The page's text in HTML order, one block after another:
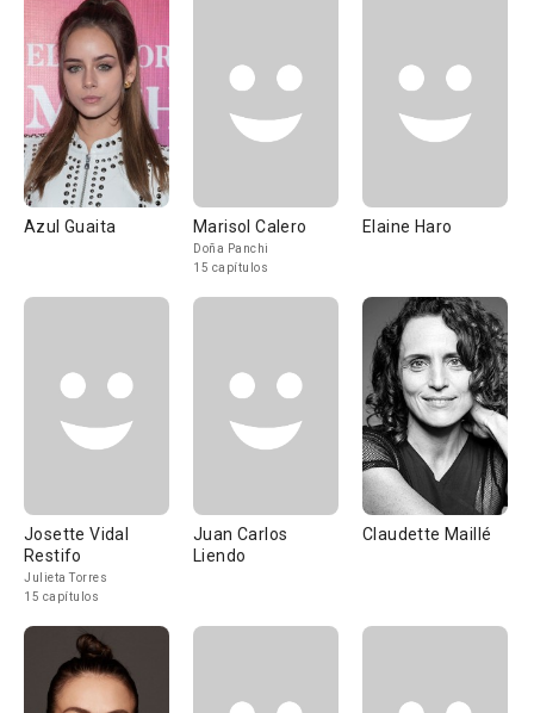
Azul Guaita Marisol Calero
Doña Panchi
15 capítulos
Elaine Haro
Josette Vidal
Restifo
Julieta Torres
15 capítulos
Juan Carlos
Liendo
Claudette Maillé